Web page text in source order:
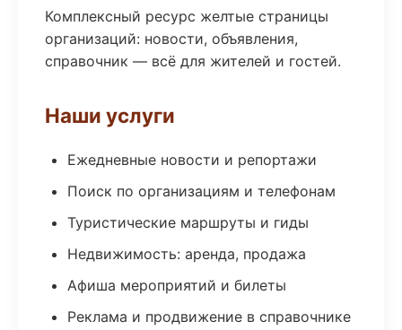
Комплексный ресурс желтые страницы
организаций: новости, объявления,
справочник — всё для жителей и гостей.
Наши услуги
Ежедневные новости и репортажи
Поиск по организациям и телефонам
Туристические маршруты и гиды
Недвижимость: аренда, продажа
Афиша мероприятий и билеты
Реклама и продвижение в справочнике